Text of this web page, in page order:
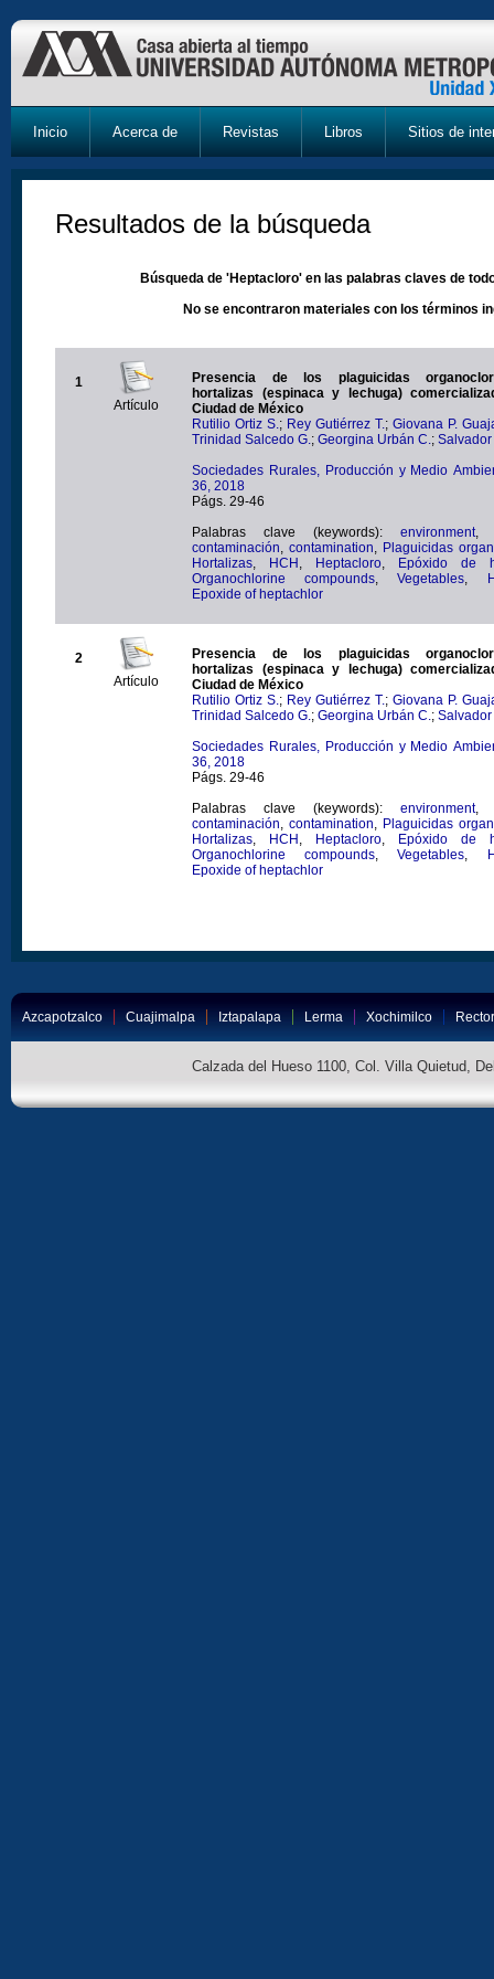
Inicio Acerca de Revistas Libros Sitios de
Resultados de la búsqueda
Búsqueda de 'Heptacloro' en las palabras claves de
No se encontraron materiales con los términos
1
Artículo
Presencia de los plaguicidas
hortalizas (espinaca y lechuga)
Ciudad de México
Rutilio Ortiz S. ; Rey Gutiérrez T. ; Giovana P.
Trinidad Salcedo G. ; Georgina Urbán C. ; Salvador
Sociedades Rurales, Producción y Medio
36, 2018
Págs. 29-46
Palabras clave (keywords): environment
contaminación
contamination
Plaguicidas
Hortalizas
HCH Heptacloro
Epóxido de
Organochlorine compounds
Vegetables
Epoxide of heptachlor
2
Artículo
Presencia de los plaguicidas
hortalizas (espinaca y lechuga)
Ciudad de México
Rutilio Ortiz S. ; Rey Gutiérrez T. ; Giovana P.
Trinidad Salcedo G. ; Georgina Urbán C. ; Salvador
Sociedades Rurales, Producción y Medio
36, 2018
Págs. 29-46
Palabras clave (keywords): environment
contaminación
contamination
Plaguicidas
Hortalizas
HCH Heptacloro
Epóxido de
Organochlorine compounds
Vegetables
Epoxide of heptachlor
Azcapotzalco Cuajimalpa Iztapalapa Lerma Xochimilco
Calzada del Hueso 1100, Col. Villa Quietud,